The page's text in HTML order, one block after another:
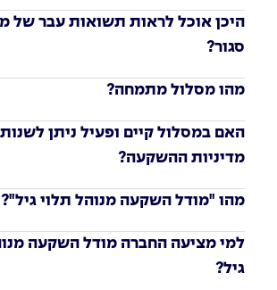
סגור?
מהו מסלול מתמחה?
מדיניות ההשקעה?
מהו "מודל השקעה מנוהל תלוי גיל"?
גיל?